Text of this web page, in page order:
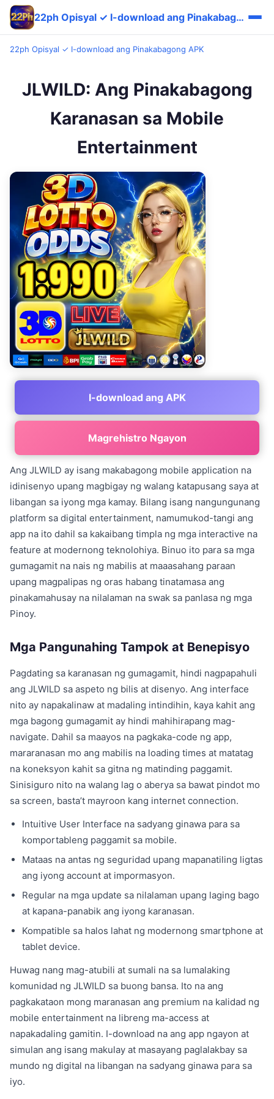
22ph Opisyal ✓ I-download ang Pinakabagong APK
22ph Opisyal ✓ I-download ang Pinakabagong APK
JLWILD: Ang Pinakabagong
Karanasan sa Mobile
Entertainment
I-download ang APK
Magrehistro Ngayon
Ang JLWILD ay isang makabagong mobile application na
idinisenyo upang magbigay ng walang katapusang saya at
libangan sa iyong mga kamay. Bilang isang nangungunang
platform sa digital entertainment, namumukod-tangi ang
app na ito dahil sa kakaibang timpla ng mga interactive na
feature at modernong teknolohiya. Binuo ito para sa mga
gumagamit na nais ng mabilis at maaasahang paraan
upang magpalipas ng oras habang tinatamasa ang
pinakamahusay na nilalaman na swak sa panlasa ng mga
Pinoy.
Mga Pangunahing Tampok at Benepisyo
Pagdating sa karanasan ng gumagamit, hindi nagpapahuli
ang JLWILD sa aspeto ng bilis at disenyo. Ang interface
nito ay napakalinaw at madaling intindihin, kaya kahit ang
mga bagong gumagamit ay hindi mahihirapang mag-
navigate. Dahil sa maayos na pagkaka-code ng app,
mararanasan mo ang mabilis na loading times at matatag
na koneksyon kahit sa gitna ng matinding paggamit.
Sinisiguro nito na walang lag o aberya sa bawat pindot mo
sa screen, basta’t mayroon kang internet connection.
Intuitive User Interface na sadyang ginawa para sa
komportableng paggamit sa mobile.
Mataas na antas ng seguridad upang mapanatiling ligtas
ang iyong account at impormasyon.
Regular na mga update sa nilalaman upang laging bago
at kapana-panabik ang iyong karanasan.
Kompatible sa halos lahat ng modernong smartphone at
tablet device.
Huwag nang mag-atubili at sumali na sa lumalaking
komunidad ng JLWILD sa buong bansa. Ito na ang
pagkakataon mong maranasan ang premium na kalidad ng
mobile entertainment na libreng ma-access at
napakadaling gamitin. I-download na ang app ngayon at
simulan ang isang makulay at masayang paglalakbay sa
mundo ng digital na libangan na sadyang ginawa para sa
iyo.